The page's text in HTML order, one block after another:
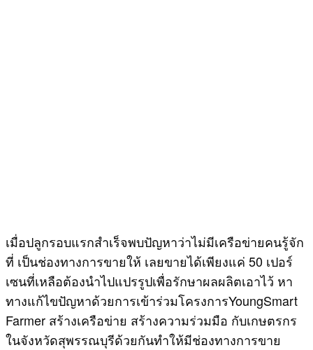
เมื่อปลูกรอบแรกสำเร็จพบปัญหาว่าไม่มีเครือข่ายคนรู้จัก
ที่ เป็นช่องทางการขายให้ เลยขายได้เพียงแค่ 50 เปอร์
เซนที่เหลือต้องนำไปแปรรูปเพื่อรักษาผลผลิตเอาไว้ หา
ทางแก้ไขปัญหาด้วยการเข้าร่วมโครงการYoungSmart
Farmer สร้างเครือข่าย สร้างความร่วมมือ กับเกษตรกร
ในจังหวัดสุพรรณบุรีด้วยกันทำให้มีช่องทางการขาย